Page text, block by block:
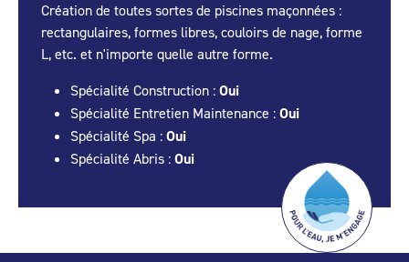
Création de toutes sortes de piscines maçonnées :
rectangulaires, formes libres, couloirs de nage, forme
L, etc. et n'importe quelle autre forme.
Spécialité Construction : Oui
Spécialité Entretien Maintenance : Oui
Spécialité Spa : Oui
Spécialité Abris : Oui